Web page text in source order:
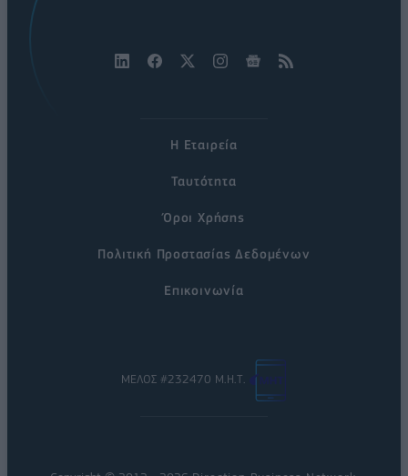
Η Εταιρεία
Ταυτότητα
Όροι Χρήσης
Πολιτική Προστασίας Δεδομένων
Επικοινωνία
ΜΕΛΟΣ #232470 Μ.Η.Τ.